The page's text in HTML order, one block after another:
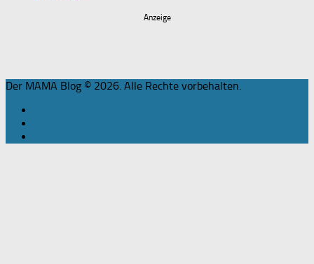
Anzeige
Der MAMA Blog © 2026. Alle Rechte vorbehalten.